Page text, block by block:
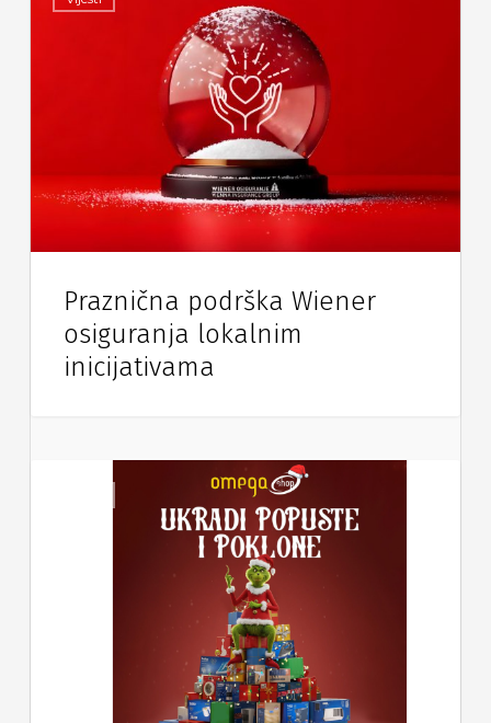
Praznična podrška Wiener
osiguranja lokalnim
inicijativama